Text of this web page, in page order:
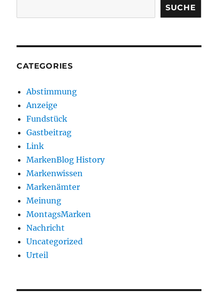
SUCHE
CATEGORIES
Abstimmung
Anzeige
Fundstück
Gastbeitrag
Link
MarkenBlog History
Markenwissen
Markenämter
Meinung
MontagsMarken
Nachricht
Uncategorized
Urteil